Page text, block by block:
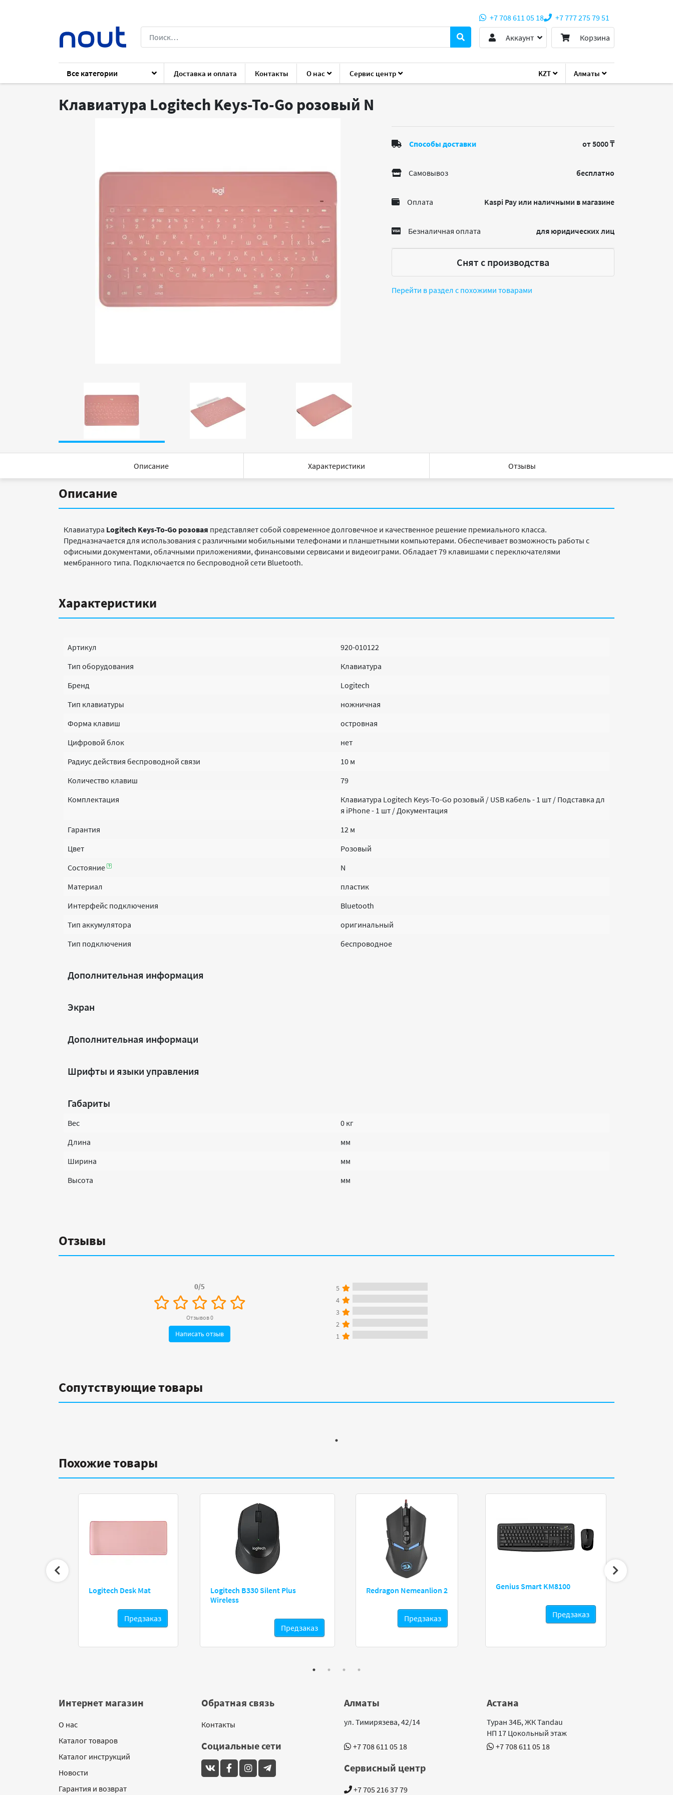
KZT Алматы
+7 708 611 05 18
+7 777 275 79 51
Аккаунт
Корзина
Все категории Доставка и оплата Контакты О нас Сервис центр
Каталог Периферия Клавиатуры и мыши Logitech Keys-To-Go розовый
Клавиатура Logitech Keys-To-Go розовый N
Способы доставки от 5000 ₸
Самовывоз бесплатно
Оплата Kaspi Pay или наличными в магазине
Безналичная оплата для юридических лиц
Снят с производства
Перейти в раздел с похожими товарами
Описание Характеристики Отзывы
Описание
Клавиатура Logitech Keys-To-Go розовая представляет собой современное долговечное и качественное решение премиального класса.
Предназначается для использования с различными мобильными телефонами и планшетными компьютерами. Обеспечивает возможность работы с
офисными документами, облачными приложениями, финансовыми сервисами и видеоиграми. Обладает 79 клавишами с переключателями
мембранного типа. Подключается по беспроводной сети Bluetooth.
Характеристики
Артикул
920-010122
Тип оборудования
Клавиатура
Бренд
Logitech
Тип клавиатуры
ножничная
Форма клавиш
островная
Цифровой блок
нет
Радиус действия беспроводной связи
10 м
Количество клавиш
79
Комплектация
Клавиатура Logitech Keys-To-Go розовый / USB кабель - 1 шт / Подставка дл
я iPhone - 1 шт / Документация
Гарантия
12 м
Цвет
Розовый
Состояние
N
Материал
пластик
Интерфейс подключения
Bluetooth
Тип аккумулятора
оригинальный
Тип подключения
беспроводное
Дополнительная информация
Экран
Дополнительная информаци
Шрифты и языки управления
Габариты
Вес
0 кг
Длина
мм
Ширина
мм
Высота
мм
Отзывы
0/5
Отзывов 0
Написать отзыв
5
4
3
2
1
Сопутствующие товары
Похожие товары
Logitech Desk Mat
Предзаказ
Logitech B330 Silent Plus
Wireless
Предзаказ
Redragon Nemeanlion 2
Предзаказ
Genius Smart KM8100
Предзаказ
Интернет магазин
О нас
Каталог товаров
Каталог инструкций
Новости
Гарантия и возврат
Обратная связь
Контакты
Социальные сети
Алматы
ул. Тимирязева, 42/14
+7 708 611 05 18
Астана
Туран 34Б, ЖК Tandau
НП 17 Цокольный этаж
+7 708 611 05 18
Сервисный центр
+7 705 216 37 79